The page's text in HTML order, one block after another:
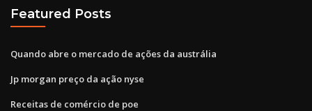
Featured Posts
Quando abre o mercado de ações da austrália
Jp morgan preço da ação nyse
Receitas de comércio de poe